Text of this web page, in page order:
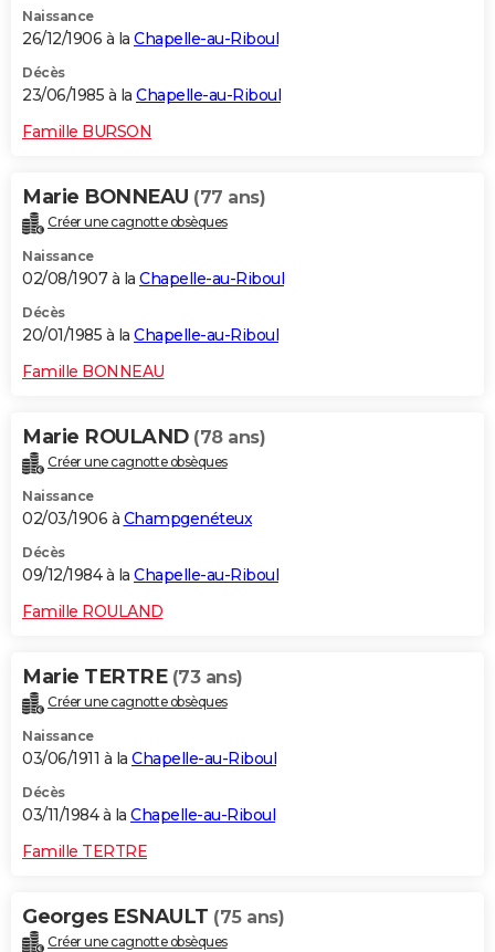
Naissance
26/12/1906 à la Chapelle-au-Riboul
Décès
23/06/1985 à la Chapelle-au-Riboul
Famille BURSON
Marie BONNEAU (77 ans)
Créer une cagnotte obsèques
Naissance
02/08/1907 à la Chapelle-au-Riboul
Décès
20/01/1985 à la Chapelle-au-Riboul
Famille BONNEAU
Marie ROULAND (78 ans)
Créer une cagnotte obsèques
Naissance
02/03/1906 à Champgenéteux
Décès
09/12/1984 à la Chapelle-au-Riboul
Famille ROULAND
Marie TERTRE (73 ans)
Créer une cagnotte obsèques
Naissance
03/06/1911 à la Chapelle-au-Riboul
Décès
03/11/1984 à la Chapelle-au-Riboul
Famille TERTRE
Georges ESNAULT (75 ans)
Créer une cagnotte obsèques